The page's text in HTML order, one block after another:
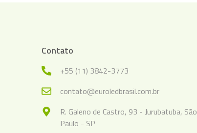
Contato
+55 (11) 3842-3773
contato@euroledbrasil.com.br
R. Galeno de Castro, 93 - Jurubatuba, São
Paulo - SP